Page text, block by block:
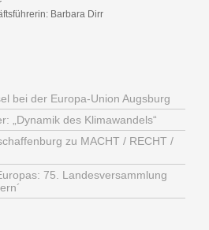
Barbara Dirr
bei der Europa-Union Augsburg
„Dynamik des Klimawandels“
zu MACHT / RECHT /
75. Landesversammlung